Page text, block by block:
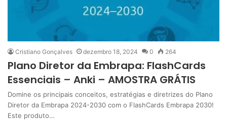
Cristiano Gonçalves dezembro 18, 2024 0 264
Plano Diretor da Embrapa: FlashCards
Essenciais – Anki – AMOSTRA GRÁTIS
Domine os principais conceitos, estratégias e diretrizes do Plano
Diretor da Embrapa 2024-2030 com o FlashCards Embrapa 2030!
Este produto…